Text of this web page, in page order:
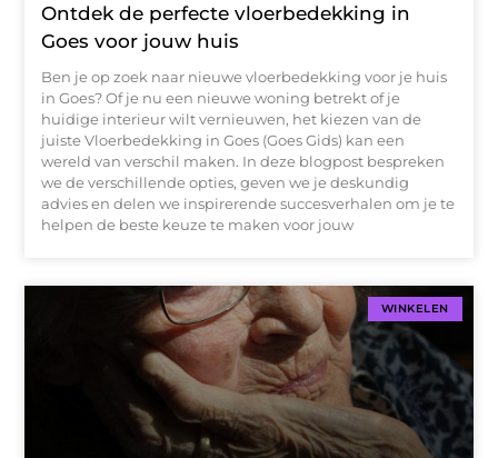
Ontdek de perfecte vloerbedekking in
Goes voor jouw huis
Ben je op zoek naar nieuwe vloerbedekking voor je huis
in Goes? Of je nu een nieuwe woning betrekt of je
huidige interieur wilt vernieuwen, het kiezen van de
juiste Vloerbedekking in Goes (Goes Gids) kan een
wereld van verschil maken. In deze blogpost bespreken
we de verschillende opties, geven we je deskundig
advies en delen we inspirerende succesverhalen om je te
helpen de beste keuze te maken voor jouw
WINKELEN